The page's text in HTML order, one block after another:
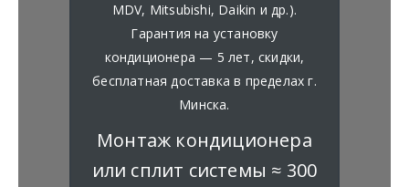
MDV, Mitsubishi, Daikin и др.).
Гарантия на установку
кондиционера — 5 лет, скидки,
бесплатная доставка в пределах г.
Минска.
Монтаж кондиционера
или сплит системы ≈ 300